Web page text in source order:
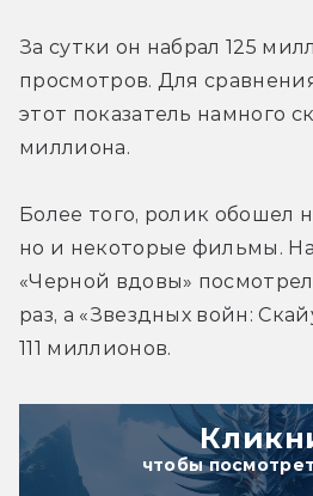
За сутки он набрал 125
просмотров. Для
этот показатель намного
миллиона.
Более того, ролик обошел
но и некоторые фильмы.
«Черной вдовы»
раз, а «Звездных войн:
111 миллионов.
чтобы